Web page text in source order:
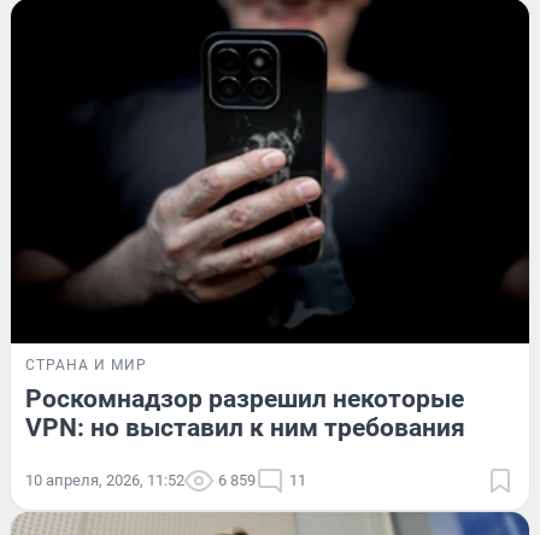
СТРАНА И МИР
Роскомнадзор разрешил некоторые
VPN: но выставил к ним требования
10 апреля, 2026, 11:52 6 859 11